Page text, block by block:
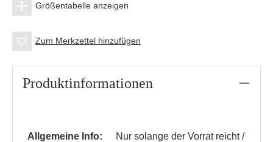
Größentabelle anzeigen
Zum Merkzettel hinzufügen
Produktinformationen
Allgemeine Info:
Nur solange der Vorrat reicht /